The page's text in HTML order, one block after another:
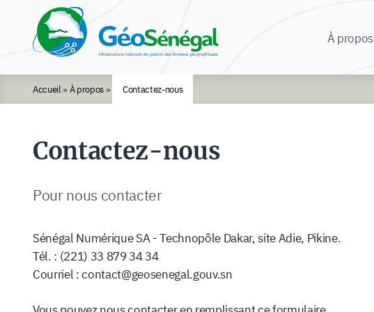
À propos
Rechercher :
Accueil»À propos» Contactez-nous
Contactez-nous
Pour nous contacter
Sénégal Numérique SA - Technopôle Dakar, site Adie, Pikine.
Tél. : (221) 33 879 34 34
Courriel : contact@geosenegal.gouv.sn